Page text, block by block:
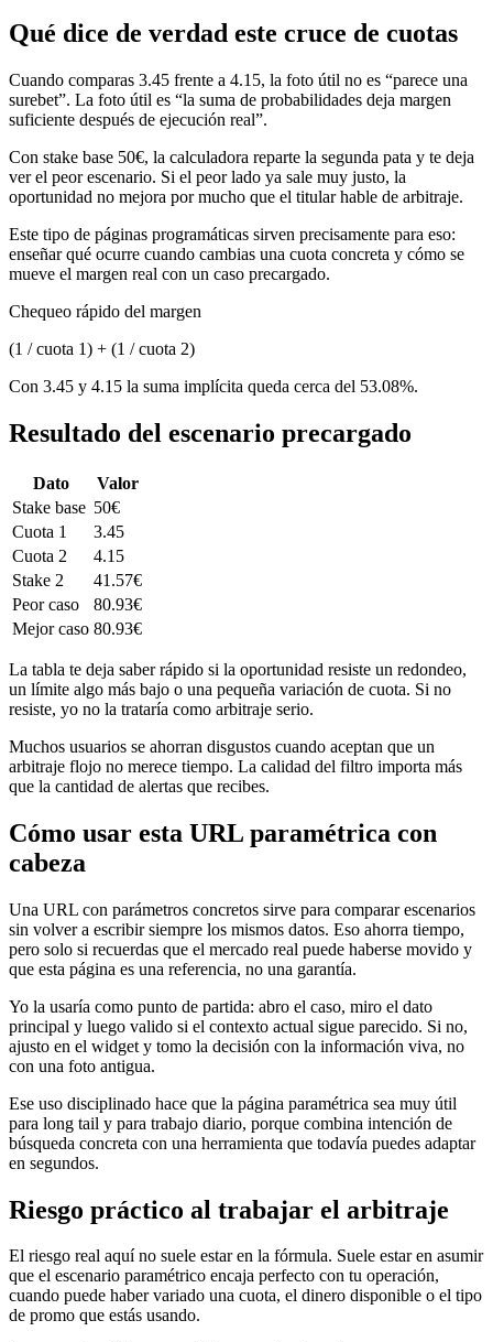
Qué dice de verdad este cruce de cuotas
Cuando comparas 3.45 frente a 4.15, la foto útil no es “parece una
surebet”. La foto útil es “la suma de probabilidades deja margen
suficiente después de ejecución real”.
Con stake base 50€, la calculadora reparte la segunda pata y te deja
ver el peor escenario. Si el peor lado ya sale muy justo, la
oportunidad no mejora por mucho que el titular hable de arbitraje.
Este tipo de páginas programáticas sirven precisamente para eso:
enseñar qué ocurre cuando cambias una cuota concreta y cómo se
mueve el margen real con un caso precargado.
Chequeo rápido del margen
(1 / cuota 1) + (1 / cuota 2)
Con 3.45 y 4.15 la suma implícita queda cerca del 53.08%.
Resultado del escenario precargado
Dato
Valor
Stake base 50€
Cuota 1
3.45
Cuota 2
4.15
Stake 2
41.57€
Peor caso
80.93€
Mejor caso 80.93€
La tabla te deja saber rápido si la oportunidad resiste un redondeo,
un límite algo más bajo o una pequeña variación de cuota. Si no
resiste, yo no la trataría como arbitraje serio.
Muchos usuarios se ahorran disgustos cuando aceptan que un
arbitraje flojo no merece tiempo. La calidad del filtro importa más
que la cantidad de alertas que recibes.
Cómo usar esta URL paramétrica con
cabeza
Una URL con parámetros concretos sirve para comparar escenarios
sin volver a escribir siempre los mismos datos. Eso ahorra tiempo,
pero solo si recuerdas que el mercado real puede haberse movido y
que esta página es una referencia, no una garantía.
Yo la usaría como punto de partida: abro el caso, miro el dato
principal y luego valido si el contexto actual sigue parecido. Si no,
ajusto en el widget y tomo la decisión con la información viva, no
con una foto antigua.
Ese uso disciplinado hace que la página paramétrica sea muy útil
para long tail y para trabajo diario, porque combina intención de
búsqueda concreta con una herramienta que todavía puedes adaptar
en segundos.
Riesgo práctico al trabajar el arbitraje
El riesgo real aquí no suele estar en la fórmula. Suele estar en asumir
que el escenario paramétrico encaja perfecto con tu operación,
cuando puede haber variado una cuota, el dinero disponible o el tipo
de promo que estás usando.